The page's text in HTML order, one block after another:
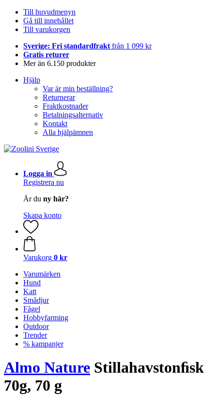
Till huvudmenyn
Gå till innehållet
Till varukorgen
Sverige: Fri standardfrakt från 1 099 kr
Gratis returer
Mer än 6.150 produkter
Hjälp
Var är min beställning?
Returnerar
Fraktkostnader
Betalningsalternativ
Kontakt
Alla hjälpämnen
Logga in
Registrera nu
Är du ny här?
Skapa konto
Varukorg 0 kr
Varumärken
Hund
Katt
Smådjur
Fågel
Hobbyfarming
Outdoor
Trender
% kampanjer
Almo Nature Stillahavstonﬁsk
70g, 70 g